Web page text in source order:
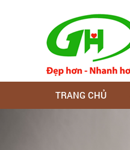
TRANG CHỦ